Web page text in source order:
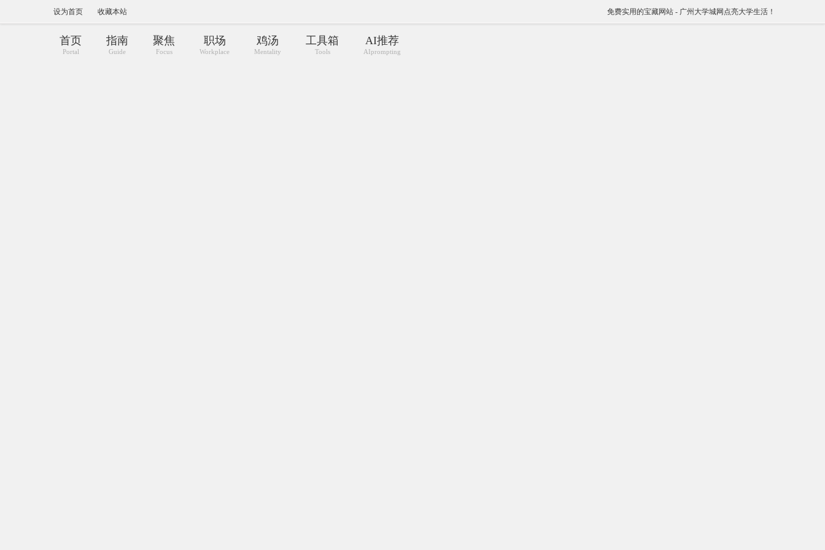
设为首页 收藏本站 免费实用的宝藏网站 - 广州大学城网点亮大学生活！
首页
Portal
指南
Guide
聚焦
Focus
职场
Workplace
鸡汤
Mentality
工具箱
Tools
AI推荐
AIprompting